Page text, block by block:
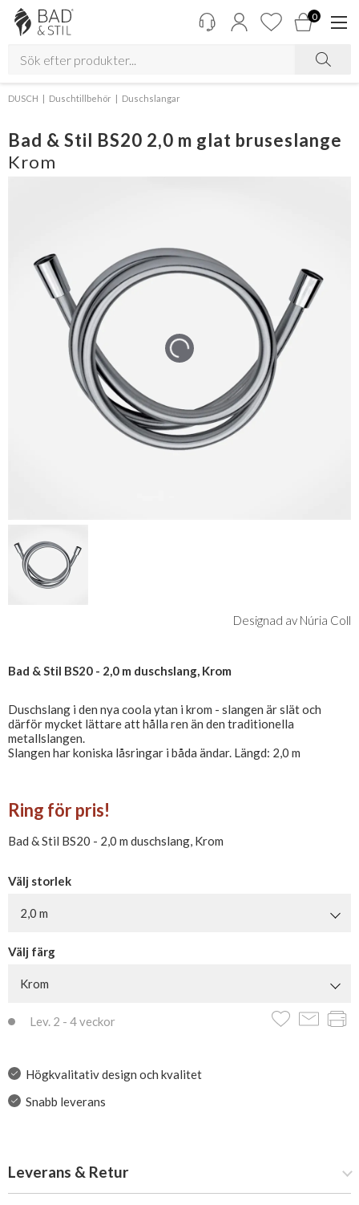
0
DUSCH Duschtillbehör Duschslangar
Bad & Stil BS20 2,0 m glat bruseslange
Krom
Designad av Núria Coll
Bad & Stil BS20 - 2,0 m duschslang, Krom
Duschslang i den nya coola ytan i krom - slangen är slät och
därför mycket lättare att hålla ren än den traditionella
metallslangen.
Slangen har koniska låsringar i båda ändar. Längd: 2,0 m
Ring för pris!
Bad & Stil BS20 - 2,0 m duschslang, Krom
Välj storlek
2,0 m
Välj färg
Krom
Lev. 2 - 4 veckor
Högkvalitativ design och kvalitet
Snabb leverans
Leverans & Retur